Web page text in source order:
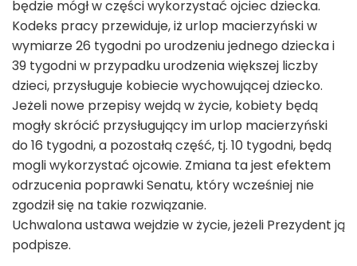
będzie mógł w części wykorzystać ojciec dziecka.
Kodeks pracy przewiduje, iż urlop macierzyński w
wymiarze 26 tygodni po urodzeniu jednego dziecka i
39 tygodni w przypadku urodzenia większej liczby
dzieci, przysługuje kobiecie wychowującej dziecko.
Jeżeli nowe przepisy wejdą w życie, kobiety będą
mogły skrócić przysługujący im urlop macierzyński
do 16 tygodni, a pozostałą część, tj. 10 tygodni, będą
mogli wykorzystać ojcowie. Zmiana ta jest efektem
odrzucenia poprawki Senatu, który wcześniej nie
zgodził się na takie rozwiązanie.
Uchwalona ustawa wejdzie w życie, jeżeli Prezydent ją
podpisze.